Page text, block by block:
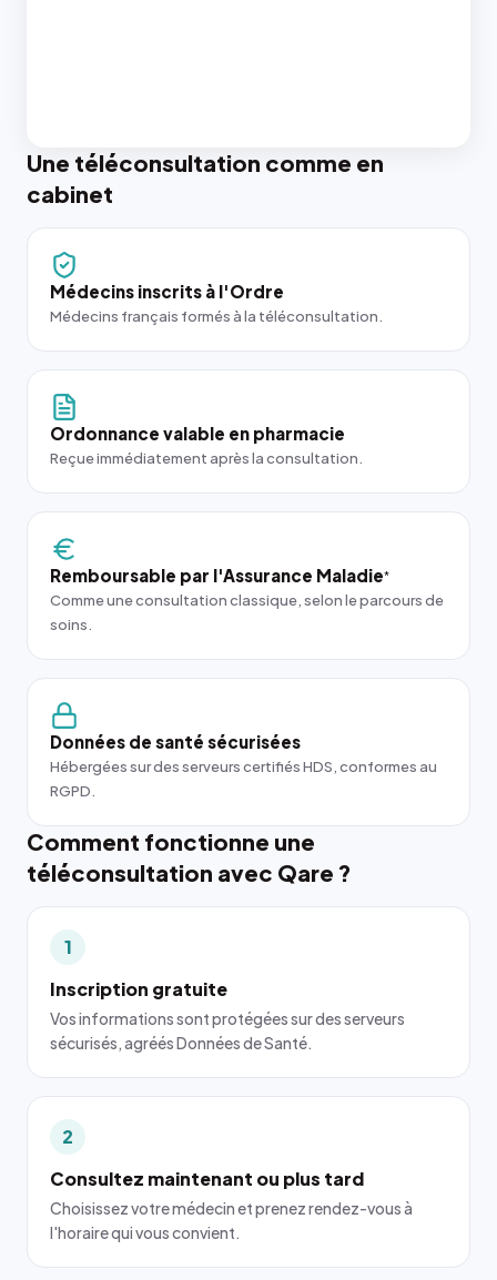
Une téléconsultation comme en
cabinet
Médecins inscrits à l'Ordre
Médecins français formés à la téléconsultation.
Ordonnance valable en pharmacie
Reçue immédiatement après la consultation.
Remboursable par l'Assurance Maladie*
Comme une consultation classique, selon le parcours de
soins.
Données de santé sécurisées
Hébergées sur des serveurs certifiés HDS, conformes au
RGPD.
Comment fonctionne une
téléconsultation avec Qare ?
1
Inscription gratuite
Vos informations sont protégées sur des serveurs
sécurisés, agréés Données de Santé.
2
Consultez maintenant ou plus tard
Choisissez votre médecin et prenez rendez-vous à
l'horaire qui vous convient.